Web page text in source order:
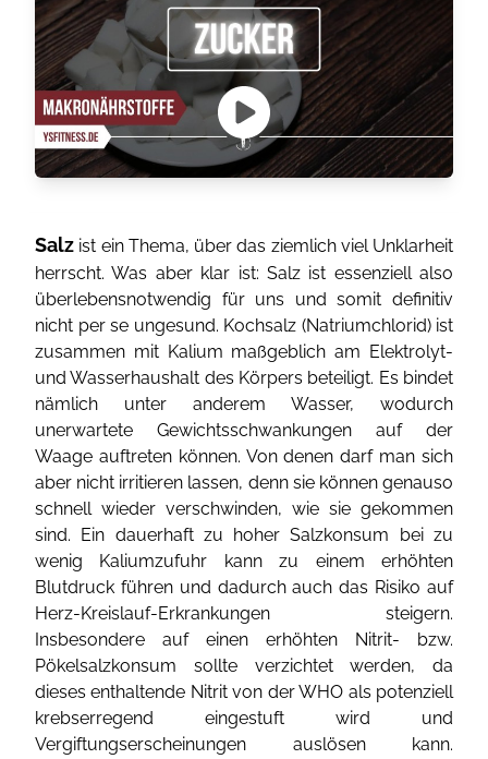
Salz ist ein Thema, über das ziemlich viel Unklarheit
herrscht. Was aber klar ist: Salz ist essenziell also
überlebensnotwendig für uns und somit definitiv
nicht per se ungesund. Kochsalz (Natriumchlorid) ist
zusammen mit Kalium maßgeblich am Elektrolyt-
und Wasserhaushalt des Körpers beteiligt. Es bindet
nämlich unter anderem Wasser, wodurch
unerwartete Gewichtsschwankungen auf der
Waage auftreten können. Von denen darf man sich
aber nicht irritieren lassen, denn sie können genauso
schnell wieder verschwinden, wie sie gekommen
sind. Ein dauerhaft zu hoher Salzkonsum bei zu
wenig Kaliumzufuhr kann zu einem erhöhten
Blutdruck führen und dadurch auch das Risiko auf
Herz-Kreislauf-Erkrankungen steigern.
Insbesondere auf einen erhöhten Nitrit- bzw.
Pökelsalzkonsum sollte verzichtet werden, da
dieses enthaltende Nitrit von der WHO als potenziell
krebserregend eingestuft wird und
Vergiftungserscheinungen auslösen kann.